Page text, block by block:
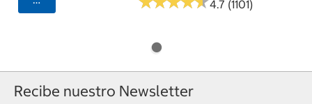
4.7 (1101)
Recibe nuestro Newsletter